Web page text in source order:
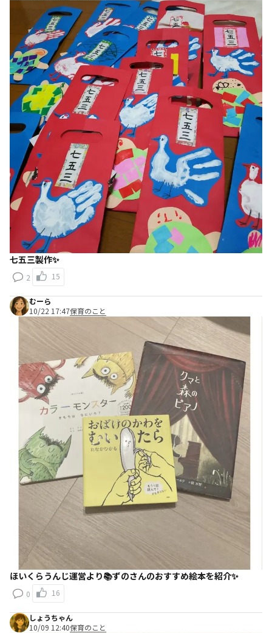
七五三製作✨
2 15
むーら
10/22 17:47保育のこと
ほいくらうんじ運営より📚ずのさんのおすすめ絵本を紹介✨
0 16
しょうちゃん
10/09 12:40保育のこと